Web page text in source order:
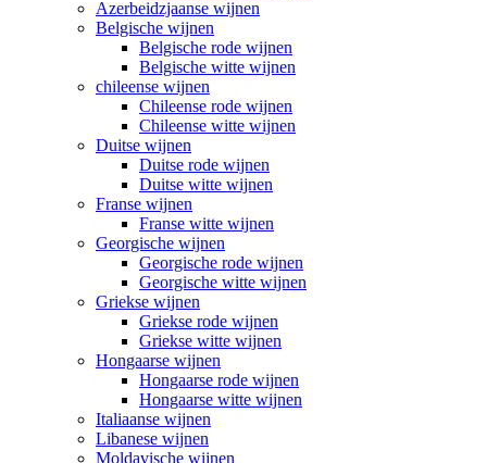
Azerbeidzjaanse wijnen
Belgische wijnen
Belgische rode wijnen
Belgische witte wijnen
chileense wijnen
Chileense rode wijnen
Chileense witte wijnen
Duitse wijnen
Duitse rode wijnen
Duitse witte wijnen
Franse wijnen
Franse witte wijnen
Georgische wijnen
Georgische rode wijnen
Georgische witte wijnen
Griekse wijnen
Griekse rode wijnen
Griekse witte wijnen
Hongaarse wijnen
Hongaarse rode wijnen
Hongaarse witte wijnen
Italiaanse wijnen
Libanese wijnen
Moldavische wijnen